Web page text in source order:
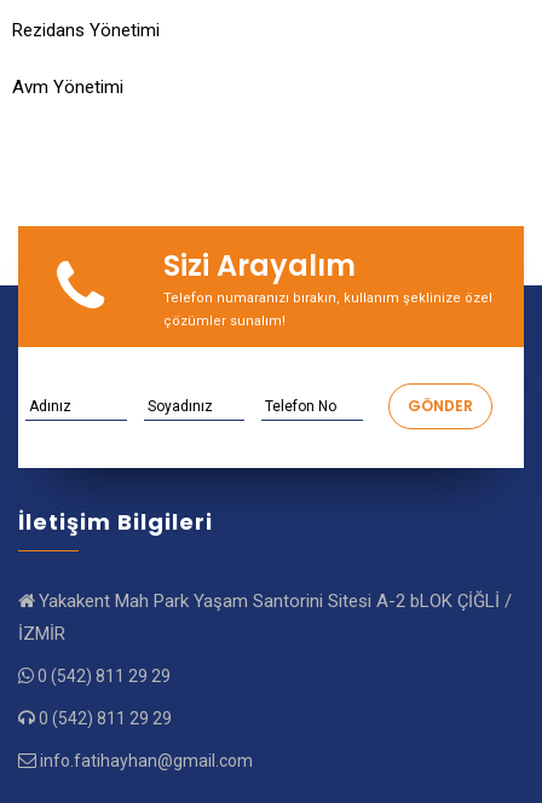
Rezidans Yönetimi
Avm Yönetimi
Sizi Arayalım
Telefon numaranızı bırakın, kullanım şeklinize özel
çözümler sunalım!
İletişim Bilgileri
Yakakent Mah Park Yaşam Santorini Sitesi A-2 bLOK ÇİĞLİ /
İZMİR
0 (542) 811 29 29
0 (542) 811 29 29
info.fatihayhan@gmail.com